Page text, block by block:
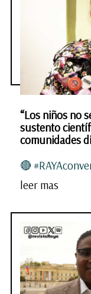
“Los niños no
sustento
comunidades
🔴
leer mas